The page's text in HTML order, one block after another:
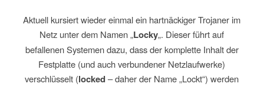
Aktuell kursiert wieder einmal ein hartnäckiger Trojaner im
Netz unter dem Namen „Locky„. Dieser führt auf
befallenen Systemen dazu, dass der komplette Inhalt der
Festplatte (und auch verbundener Netzlaufwerke)
verschlüsselt (locked– daher der Name „Lockt“) werden